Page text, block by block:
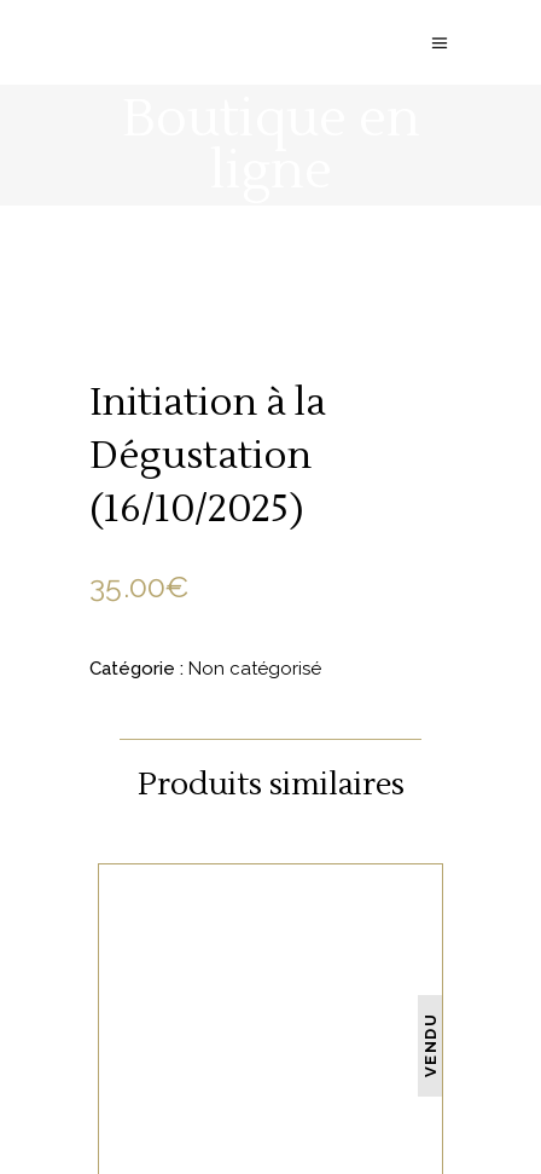
Initiation à la
Dégustation
(16/10/2025)
35.00€
Catégorie : Non catégorisé
Produits similaires
VENDU